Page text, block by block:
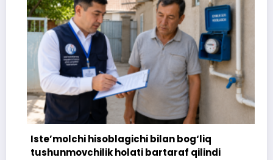
Iste’molchi hisoblagichi bilan bog‘liq
tushunmovchilik holati bartaraf qilindi